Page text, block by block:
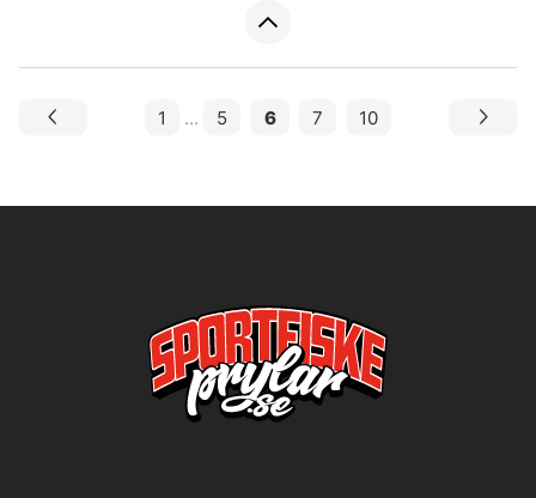
1 ... 5 6 7 10